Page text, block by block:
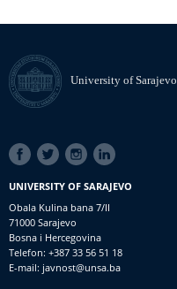
University of Sarajevo
SOCIAL
LINKS
UNIVERSITY OF SARAJEVO
Obala Kulina bana 7/II
71000 Sarajevo
Bosna i Hercegovina
Telefon: +387 33 56 51 18
E-mail: javnost@unsa.ba